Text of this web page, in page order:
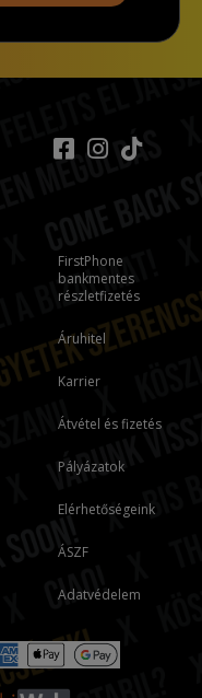
FirstPhone
bankmentes
részletfizetés
Áruhitel
Karrier
Átvétel és fizetés
Pályázatok
Elérhetőségeink
ÁSZF
Adatvédelem